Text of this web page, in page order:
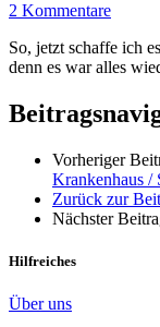
2 Kommentare
So, jetzt schaffe ich
denn es war alles
Vorheriger
Krankenhaus /
Zurück zur
Nächster
Hilfreiches
Über uns